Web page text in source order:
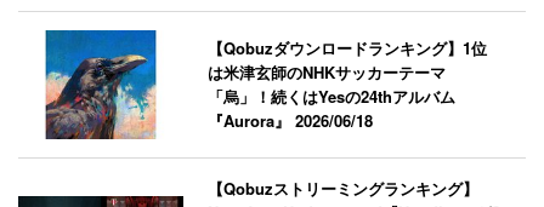
【Qobuzダウンロードランキング】1位
は米津玄師のNHKサッカーテーマ
「烏」！続くはYesの24thアルバム
『Aurora』2026/06/18
【Qobuzストリーミングランキング】